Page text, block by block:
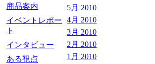
商品案内
イベントレポー
ト
インタビュー
ある視点
5月 2010
4月 2010
3月 2010
2月 2010
1月 2010